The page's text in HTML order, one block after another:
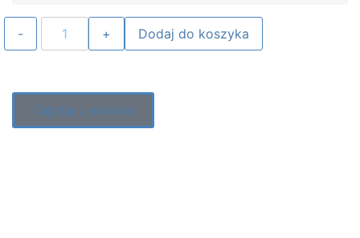
Dodaj do koszyka
Zapytaj o produkt